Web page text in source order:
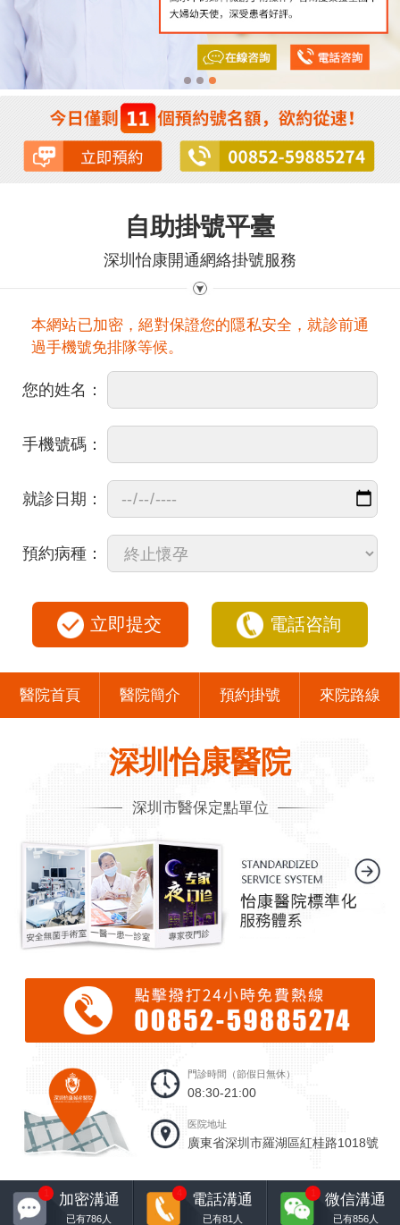
自助掛號平臺
深圳怡康開通網絡掛號服務
本網站已加密，絕對保證您的隱私安全，就診前通
過手機號免排隊等候。
您的姓名：
手機號碼：
就診日期：
預約病種：
立即提交 電話咨詢
醫院首頁 醫院簡介 預約掛號 來院路線
深圳怡康醫院
深圳市醫保定點單位
門診時間（節假日無休）
08:30-21:00
医院地址
廣東省深圳市羅湖區紅桂路1018號
加密溝通
已有786 人
電話溝通
已有81 人
微信溝通
已有856人